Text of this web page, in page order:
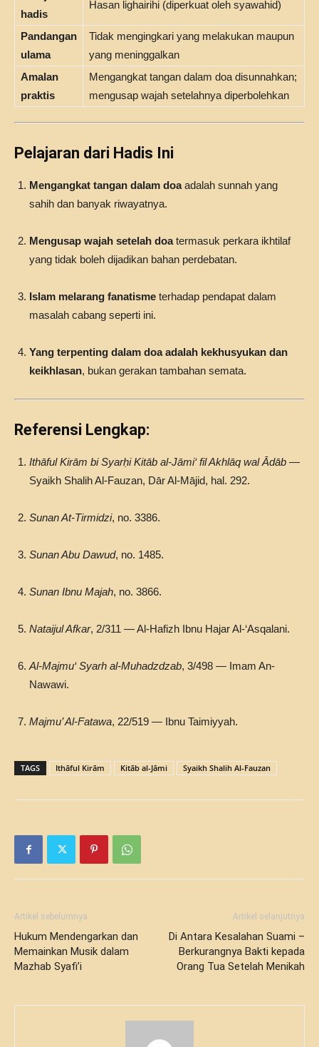
hadis
Hasan lighairihi (diperkuat oleh syawahid)
Pandangan
ulama
Tidak mengingkari yang melakukan maupun
yang meninggalkan
Amalan
praktis
Mengangkat tangan dalam doa disunnahkan;
mengusap wajah setelahnya diperbolehkan
Pelajaran dari Hadis Ini
Mengangkat tangan dalam doaadalah sunnah yang
sahih dan banyak riwayatnya.
Mengusap wajah setelah doatermasuk perkara ikhtilaf
yang tidak boleh dijadikan bahan perdebatan.
Islam melarang fanatisme terhadap pendapat dalam
masalah cabang seperti ini.
Yang terpenting dalam doa adalah kekhusyukan dan
keikhlasan, bukan gerakan tambahan semata.
Referensi Lengkap:
Ithāful Kirām bi Syarḥi Kitāb al-Jāmi‘ fil Akhlāq wal Ādāb —
Syaikh Shalih Al-Fauzan, Dār Al-Mājid, hal. 292.
Sunan At-Tirmidzi, no. 3386.
Sunan Abu Dawud, no. 1485.
Sunan Ibnu Majah, no. 3866.
Nataijul Afkar, 2/311 — Al-Hafizh Ibnu Hajar Al-‘Asqalani.
Al-Majmu‘ Syarh al-Muhadzdzab, 3/498 — Imam An-
Nawawi.
Majmu’ Al-Fatawa, 22/519 — Ibnu Taimiyyah.
TAGS Ithāful Kirām Kitāb al-Jāmi Syaikh Shalih Al-Fauzan
Artikel sebelumnya
Hukum Mendengarkan dan
Memainkan Musik dalam
Mazhab Syafi’i
Artikel selanjutnya
Di Antara Kesalahan Suami –
Berkurangnya Bakti kepada
Orang Tua Setelah Menikah